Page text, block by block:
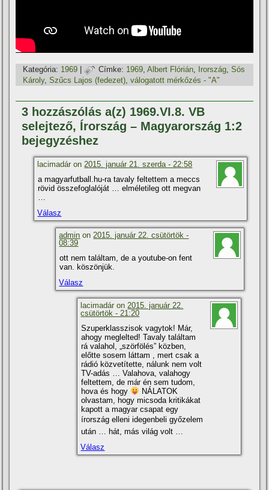
Kategória: 1969 Címke: 1969 ,Albert Flórián Irország ,Sós
Károly,Szűcs Lajos (fedezet) ,válogatott mérkőzés - "A"
3 hozzászólás a(z) 1969.VI.8. VB
selejtező, Írország – Magyarország 1:2
bejegyzéshez
lacimadár on 2015. január 21. szerda - 22:58
a magyarfutball.hu-ra tavaly feltettem a meccs
rövid összefoglalóját … elméletileg ott megvan
Válasz
admin on2015. január 22. csütörtök -
08:39
ott nem találtam, de a youtube-on fent
van. köszönjük.
Válasz
lacimadár on 2015. január 22.
csütörtök - 21:20
Szuperklasszisok vagytok! Már,
ahogy meglelted! Tavaly találtam
rá valahol, „szörfölés” közben,
előtte sosem láttam , mert csak a
rádió közvetí­tette, nálunk nem volt
TV-adás … Valahova, valahogy
feltettem, de már én sem tudom,
hova és hogy
NÁLATOK
olvastam, hogy micsoda kritikákat
kapott a magyar csapat egy
írország elleni idegenbeli győzelem
után … hát, más világ volt …
Válasz